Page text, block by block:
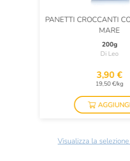
PANETTI CROCCANTI
MARE
200g
Di Leo
3,90 €
19,50 €/kg
Visualizza la